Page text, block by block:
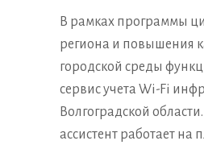
В рамках программы
региона и повышения
городской среды
сервис учета Wi-Fi
Волгоградской
ассистент работает на